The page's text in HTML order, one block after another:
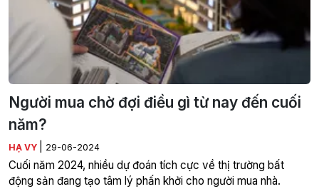
Người mua chờ đợi điều gì từ nay đến cuối
năm?
HẠ VY 29-06-2024
Cuối năm 2024, nhiều dự đoán tích cực về thị trường bất
động sản đang tạo tâm lý phấn khởi cho người mua nhà.